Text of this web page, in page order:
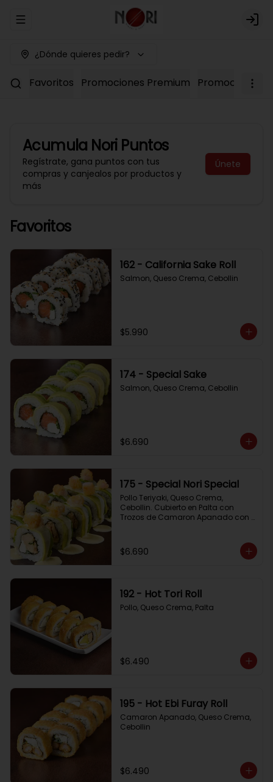
Abrir menu de navegación Login
¿Dónde quieres pedir?
Favoritos Promociones Premium Promociones
Acumula Nori Puntos
Regístrate, gana puntos con tus
compras y canjealos por productos y
más
Únete
Favoritos
162 - California Sake Roll
Salmon, Queso Crema, Cebollin
$5.990
174 - Special Sake
Salmon, Queso Crema, Cebollin
$6.690
175 - Special Nori Special
Pollo Teriyaki, Queso Crema,
Cebollin. Cubierto en Palta con
Trozos de Camaron Apanado con
$6.690
192 - Hot Tori Roll
Pollo, Queso Crema, Palta
$6.490
195 - Hot Ebi Furay Roll
Camaron Apanado, Queso Crema,
Cebollin
$6.490